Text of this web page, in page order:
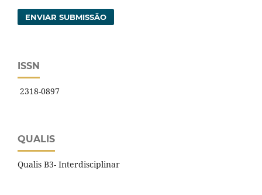
ENVIAR SUBMISSÃO
ISSN
2318-0897
QUALIS
Qualis B3- Interdisciplinar